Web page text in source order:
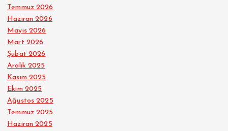
Temmuz 2026
Haziran 2026
Mayıs 2026
Mart 2026
Şubat 2026
Aralık 2025
Kasım 2025
Ekim 2025
Ağustos 2025
Temmuz 2025
Haziran 2025